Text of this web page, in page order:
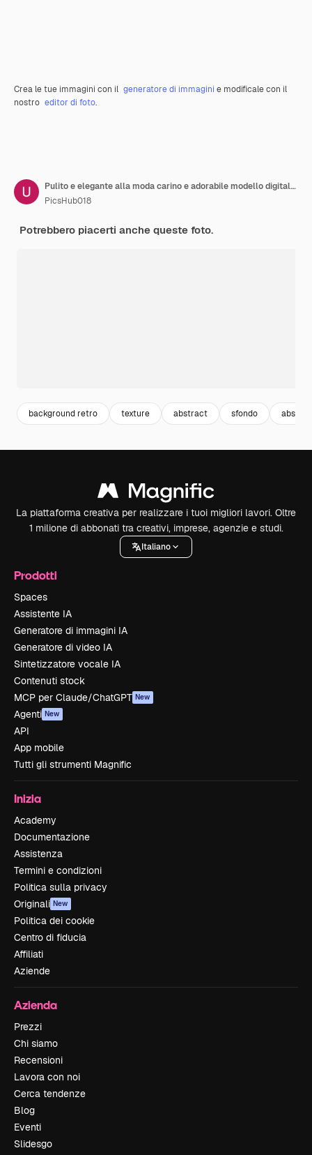
Crea le tue immagini con il generatore di immagini e modificale con il
nostro editor di foto.
Pulito e elegante alla moda carino e adorabile modello digitale senza cuciture
PicsHub018
Potrebbero piacerti anche queste foto.
background retro texture abstract sfondo
La piattaforma creativa per realizzare i tuoi migliori lavori. Oltre
1 milione di abbonati tra creativi, imprese, agenzie e studi.
Italiano
Prodotti
Spaces
Assistente IA
Generatore di immagini IA
Generatore di video IA
Sintetizzatore vocale IA
Contenuti stock
MCP per Claude/ChatGPT New
Agenti New
API
App mobile
Tutti gli strumenti Magnific
Inizia
Academy
Documentazione
Assistenza
Termini e condizioni
Politica sulla privacy
Originali New
Politica dei cookie
Centro di fiducia
Affiliati
Aziende
Azienda
Prezzi
Chi siamo
Recensioni
Lavora con noi
Cerca tendenze
Blog
Eventi
Slidesgo